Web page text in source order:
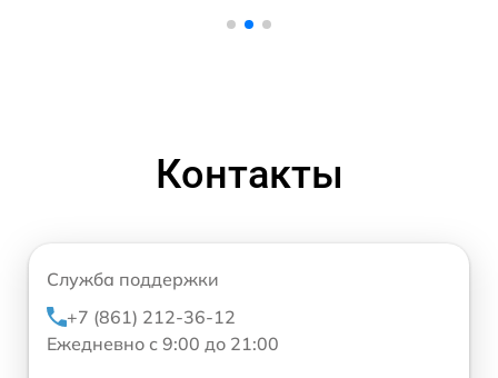
Контакты
Служба поддержки
+7 (861) 212-36-12
Ежедневно с 9:00 до 21:00